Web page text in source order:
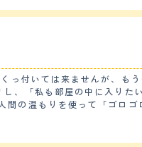
っ付いては来ませんが、も
、「私も部屋の中に入りた
の温もりを使って「ゴロゴ